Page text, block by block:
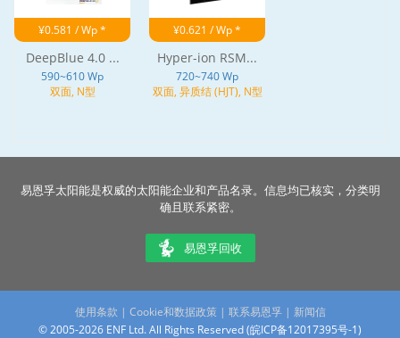
¥0.581 / Wp *
DeepBlue 4.0 ...
590~610 Wp
双面, N型
¥0.621 / Wp *
Hyper-ion RSM...
720~740 Wp
双面, 异质结 (HJT), N型
易恩孚太阳能是权威的太阳能企业和产品名录。信息均已核实，分类明
确且联系紧密。
易恩孚回收
使用条款 | Cookie和数据政策| 联系易恩孚 | 新闻信
© 2005-2026 ENF Ltd. All Rights Reserved (皖ICP备12017395号-1)